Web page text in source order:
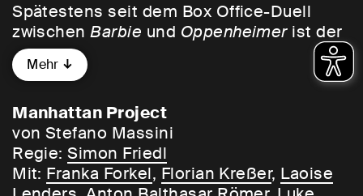
Spätestens seit dem Box Office-Duell
zwischenBarbie und Oppenheimerist der
Erfinder der Atombombe den meisten
Menschen ein Begriff. Doch Robert
Oppenheimer war nicht allein: Getrieben
von der Angst, Nazideutschland könnte
die Kernspaltung militärisch nutzbar
machen, leitete er ab 1942 das Manhattan
Project. Darin arbeitete eine Gruppe
Mehr
Manhattan Project
von Stefano Massini
Regie:Simon Friedl
Mit: Franka Forkel, Florian Kreßer, Laoise